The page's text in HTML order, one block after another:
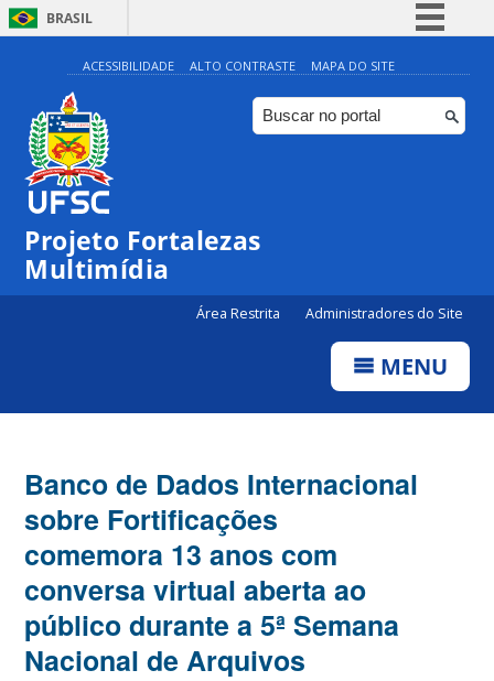
BRASIL
Simplifique!
Comunica BR
Participe
ACESSIBILIDADE ALTO CONTRASTE MAPA DO SITE
Projeto Fortalezas
Multimídia
Área Restrita Administradores do Site
MENU
Banco de Dados Internacional
sobre Fortificações
comemora 13 anos com
conversa virtual aberta ao
público durante a 5ª Semana
Nacional de Arquivos